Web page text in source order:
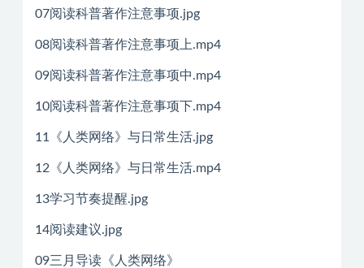
07阅读科普著作注意事项.jpg
08阅读科普著作注意事项上.mp4
09阅读科普著作注意事项中.mp4
10阅读科普著作注意事项下.mp4
11《人类网络》与日常生活.jpg
12《人类网络》与日常生活.mp4
13学习节奏提醒.jpg
14阅读建议.jpg
09三月导读《人类网络》